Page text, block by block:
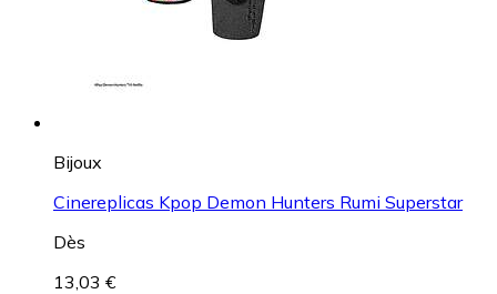
Bijoux
Cinereplicas Kpop Demon Hunters Rumi Superstar
Dès
13,03 €